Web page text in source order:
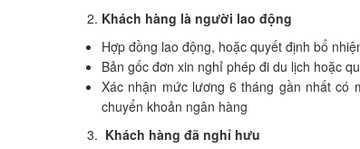
Khách hàng là người lao động
Hợp đồng lao động, hoặc quyết định bổ
Bản gốc đơn xin nghỉ phép đi du lịch hoặc
Xác nhận mức lương 6 tháng gần nhất có
chuyển khoản ngân hàng
Khách hàng đã nghỉ hưu